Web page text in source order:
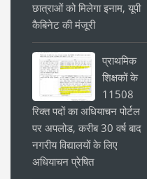
छात्राओं को मिलेगा इनाम, यूपी
कैबिनेट की मंजूरी
प्राथमिक
शिक्षकों के
11508
रिक्त पदों का अधियाचन पोर्टल
पर अपलोड, करीब 30 वर्ष बाद
नगरीय विद्यालयों के लिए
अधियाचन प्रेषित